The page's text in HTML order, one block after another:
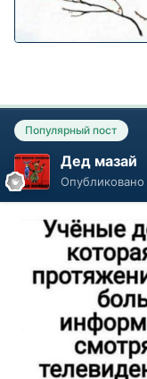
Популярный пост
Дед мазай
Опубликовано